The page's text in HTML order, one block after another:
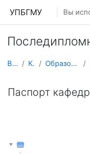
УПБГМУ Вы
В начало Кафедры Образование 2025-2026 уч.год
Паспорт